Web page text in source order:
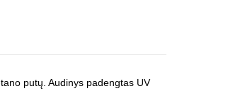
putų. Audinys padengtas UV